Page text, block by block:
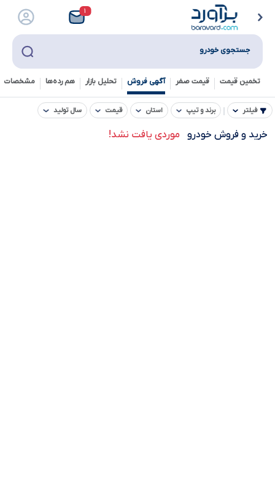
۱
جستجوی خودرو
تخمین قیمت قیمت صفر آگهی فروش تحلیل بازار هم رده‌ها‌ مشخصات
فیلتر برند و تیپ استان قیمت سال تولید
خرید و فروش خودرو موردی یافت نشد!